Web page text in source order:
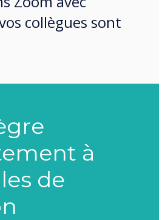
collègues sont
à
de